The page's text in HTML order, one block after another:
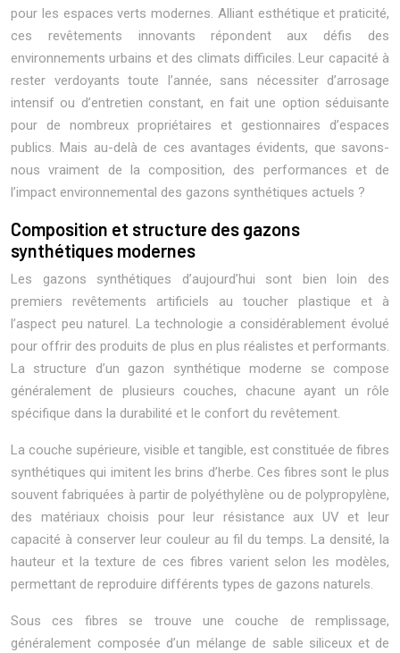
pour les espaces verts modernes. Alliant esthétique et praticité,
ces revêtements innovants répondent aux défis des
environnements urbains et des climats difficiles. Leur capacité à
rester verdoyants toute l’année, sans nécessiter d’arrosage
intensif ou d’entretien constant, en fait une option séduisante
pour de nombreux propriétaires et gestionnaires d’espaces
publics. Mais au-delà de ces avantages évidents, que savons-
nous vraiment de la composition, des performances et de
l’impact environnemental des gazons synthétiques actuels ?
Composition et structure des gazons
synthétiques modernes
Les gazons synthétiques d’aujourd’hui sont bien loin des
premiers revêtements artificiels au toucher plastique et à
l’aspect peu naturel. La technologie a considérablement évolué
pour offrir des produits de plus en plus réalistes et performants.
La structure d’un gazon synthétique moderne se compose
généralement de plusieurs couches, chacune ayant un rôle
spécifique dans la durabilité et le confort du revêtement.
La couche supérieure, visible et tangible, est constituée de fibres
synthétiques qui imitent les brins d’herbe. Ces fibres sont le plus
souvent fabriquées à partir de polyéthylène ou de polypropylène,
des matériaux choisis pour leur résistance aux UV et leur
capacité à conserver leur couleur au fil du temps. La densité, la
hauteur et la texture de ces fibres varient selon les modèles,
permettant de reproduire différents types de gazons naturels.
Sous ces fibres se trouve une couche de remplissage,
généralement composée d’un mélange de sable siliceux et de